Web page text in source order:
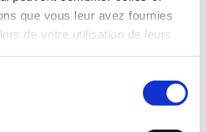
que vous leur avez fournies
de votre utilisation de leurs